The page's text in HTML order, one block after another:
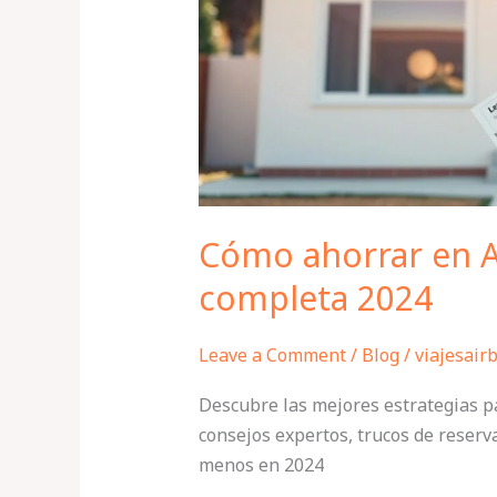
Cómo ahorrar en
completa 2024
Leave a Comment/ Blog/
Descubre las mejores estrategias
consejos expertos, trucos de
menos en 2024
completa
2024